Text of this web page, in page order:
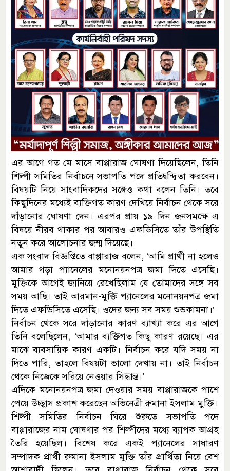
এর আগে গত মে মাসে বাপ্পারাজ ঘোষণা দিয়েছিলেন, তিনি
শিল্পী সমিতির নির্বাচনে সভাপতি পদে প্রতিদ্বন্দ্বিতা করবেন।
বিষয়টি নিয়ে সাংবাদিকদের সঙ্গেও কথা বলেন তিনি। তবে
কিছুদিনের মধ্যেই ব্যক্তিগত কারণ দেখিয়ে নির্বাচন থেকে সরে
দাঁড়ানোর ঘোষণা দেন। এরপর প্রায় ১৯ দিন জনসমক্ষে এ
বিষয়ে নীরব থাকার পর আবারও এফডিসিতে তাঁর উপস্থিতি
নতুন করে আলোচনার জন্ম দিয়েছে।
এক সংবাদ বিজ্ঞপ্তিতে বাপ্পারাজ বলেন, ‘আমি প্রার্থী না হলেও
আমার গড়া প্যানেলের মনোনয়নপত্র জমা দিতে এসেছি।
মুক্তিকে আগেই জানিয়ে রেখেছিলাম যে তোমাদের সঙ্গে সব
সময় আছি। তাই আরমান-মুক্তি প্যানেলের মনোনয়নপত্র জমা
দিতে এফডিসিতে এসেছি। ওদের জন্য সব সময় শুভকামনা।’
নির্বাচন থেকে সরে দাঁড়ানোর কারণ ব্যাখ্যা করে এর আগে
তিনি বলেছিলেন, ‘আমার ব্যক্তিগত কিছু কারণ রয়েছে। এর
মাঝে ব্যবসায়িক কারণ একটি। নির্বাচন করে যদি সময় না
দিতে পারি, তাহলে বিষয়টা ভালো দেখায় না। তাই নির্বাচন
থেকে নিজেকে সরিয়ে নেওয়ার সিদ্ধান্ত।’
এদিকে মনোনয়নপত্র জমা দেওয়ার সময় বাপ্পারাজকে পাশে
পেয়ে উচ্ছ্বাস প্রকাশ করেছেন অভিনেত্রী রুমানা ইসলাম মুক্তি।
শিল্পী সমিতির নির্বাচন ঘিরে শুরুতে সভাপতি পদে
বাপ্পারাজের নাম ঘোষণার পর শিল্পীদের মধ্যে ব্যাপক আগ্রহ
তৈরি হয়েছিল। বিশেষ করে একই প্যানেলের সাধারণ
সম্পাদক প্রার্থী রুমানা ইসলাম মুক্তি তাঁর প্রার্থিতা নিয়ে বেশ